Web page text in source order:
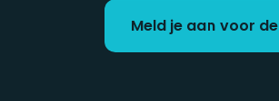
Meld je aan voor